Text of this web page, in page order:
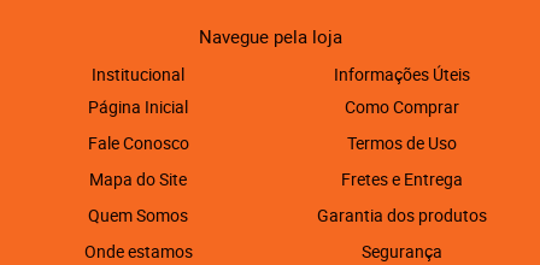
Navegue pela loja
Institucional
Página Inicial
Fale Conosco
Mapa do Site
Quem Somos
Onde estamos
Informações Úteis
Como Comprar
Termos de Uso
Fretes e Entrega
Garantia dos produtos
Segurança